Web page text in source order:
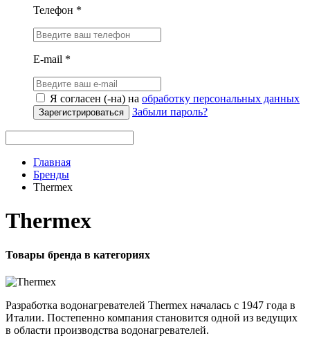
Телефон *
E-mail *
Я согласен (-на) на обработку персональных данных
Зарегистрироваться Забыли пароль?
Главная
Бренды
Thermex
Thermex
Товары бренда в категориях
Разработка водонагревателей Thermex началась с 1947 года в
Италии. Постепенно компания становится одной из ведущих
в области производства водонагревателей.